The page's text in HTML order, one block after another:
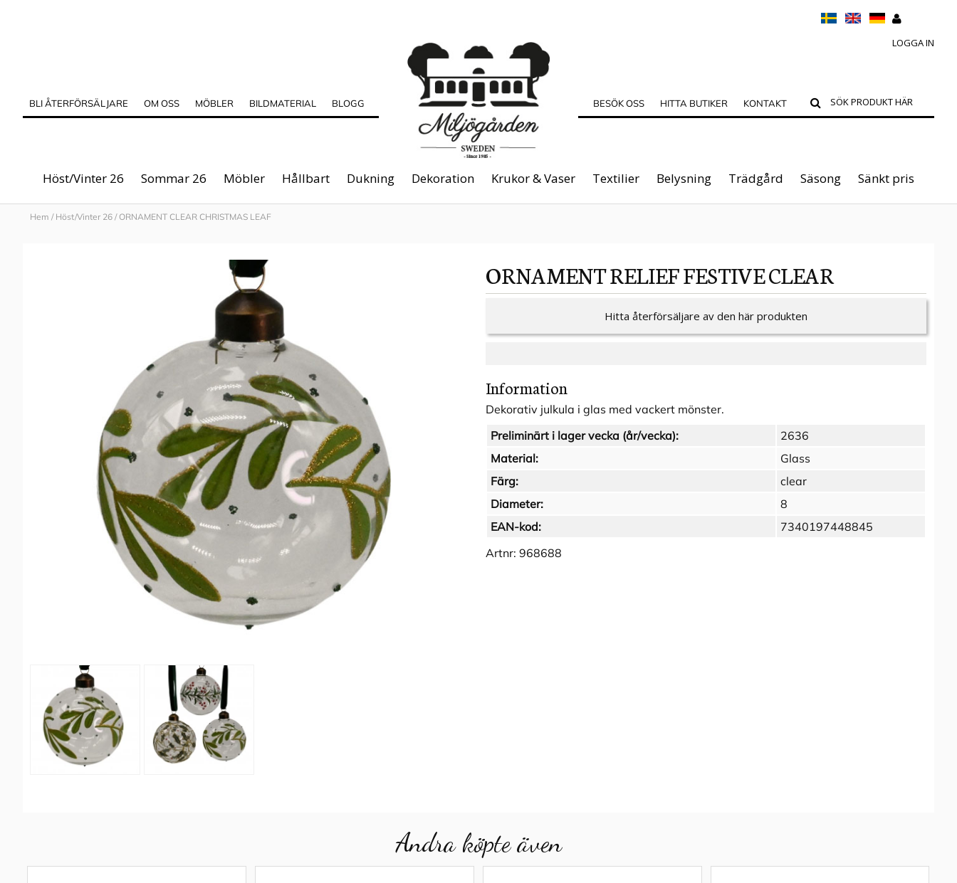
LOGGA IN
BLI ÅTERFÖRSÄLJARE OM OSS MÖBLER BILDMATERIAL BLOGG BESÖK OSS HITTA BUTIKER KONTAKT
Höst/Vinter 26 Sommar 26 Möbler Hållbart Dukning Dekoration Krukor & Vaser Textilier Belysning Trädgård Säsong Sänkt pris
Hem / Höst/Vinter 26 / ORNAMENT CLEAR CHRISTMAS LEAF
ORNAMENT RELIEF FESTIVE CLEAR
Hitta återförsäljare av den här produkten
Information
Dekorativ julkula i glas med vackert mönster.
Preliminärt i lager vecka (år/vecka):
2636
Material:
Glass
Färg:
clear
Diameter:
8
EAN-kod:
7340197448845
Artnr: 968688
Andra köpte även